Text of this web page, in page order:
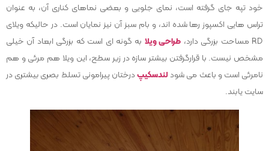
خود تپه جای گرفته است، نمای جلویی و بعضی نماهای کناری آن، به عنوان
تراس هایی اکسپوز رها شده اند، و بام سبز آن نیز نمایان است. در حالیکه ویلای
RD مساحت بزرگی دارد،
طراحی ویلا به گونه ای است که بزرگی ابعاد آن خیلی
مشخص نیست. با قرارگرفتن بیشتر سازه در زیر سطح، این ویلا هم مرئی و هم
نامرئی است و باعث می شودلندسکیپدرختان پیرامونی تسلط بصری بیشتری در
سایت یابند.